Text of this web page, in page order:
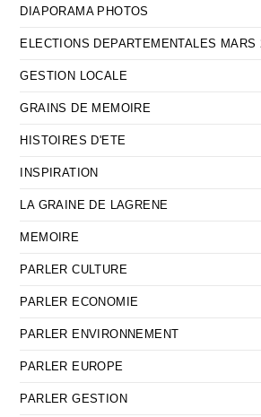
DIAPORAMA PHOTOS
ELECTIONS DEPARTEMENTALES MARS
GESTION LOCALE
GRAINS DE MEMOIRE
HISTOIRES D'ETE
INSPIRATION
LA GRAINE DE LAGRENE
MEMOIRE
PARLER CULTURE
PARLER ECONOMIE
PARLER ENVIRONNEMENT
PARLER EUROPE
PARLER GESTION